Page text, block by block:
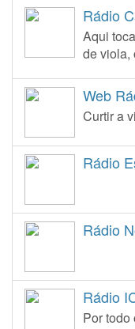
Rádio
Aqui
de viola,
Web
Curtir a
Rádio
Rádio
Rádio
Por todo